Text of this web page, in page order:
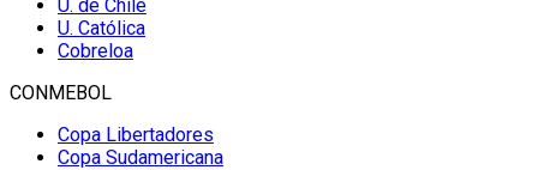
U. de Chile
U. Católica
Cobreloa
CONMEBOL
Copa Libertadores
Copa Sudamericana